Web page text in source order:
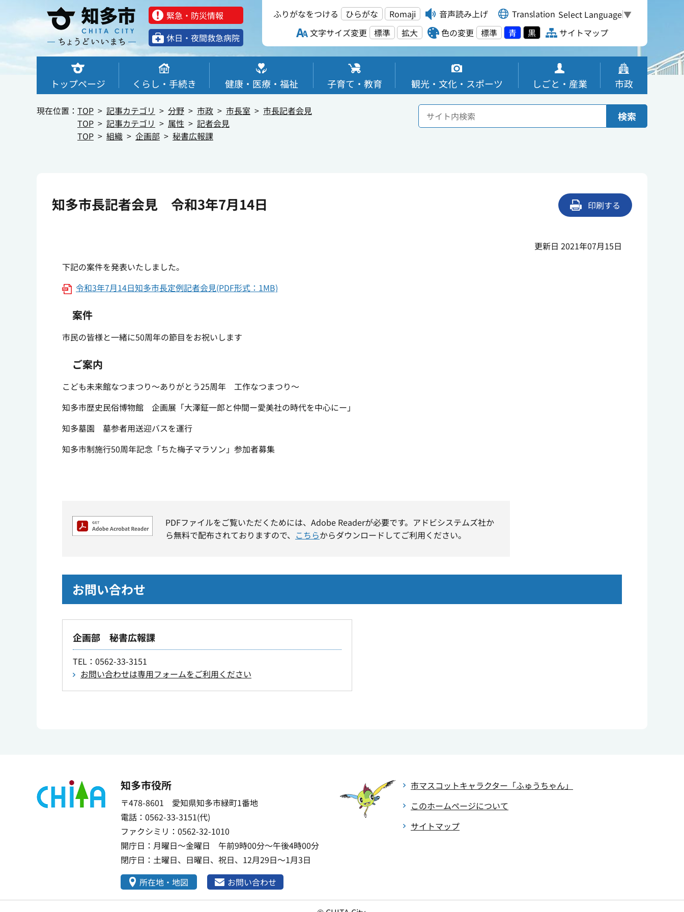
緊急・防災情報
休⽇・夜間救急病院
ふりがなをつける ひらがな Romaji 音声読み上げ Translation Select Language▼
文字サイズ変更
標準 拡大 色の変更 標準 青 黒 サイトマップ
トップページ くらし・手続き 健康・医療・福祉 子育て・教育 観光・文化・スポーツ しごと・産業 市政
現在位置： TOP 記事カテゴリ 分野 市政 市長室
市長記者会見
TOP
記事カテゴリ 属性
記者会見
TOP
組織 企画部 秘書広報課
検索
知多市長記者会見 令和3年7月14日 印刷する
更新日 2021年07月15日
下記の案件を発表いたしました。
令和3年7月14日知多市長定例記者会見(PDF形式：1MB)
案件
市民の皆様と一緒に50周年の節目をお祝いします
ご案内
こども未来館なつまつり～ありがとう25周年 工作なつまつり～
知多市歴史民俗博物館 企画展「大澤鉦一郎と仲間ー愛美社の時代を中心にー」
知多墓園 墓参者用送迎バスを運行
知多市制施行50周年記念「ちた梅子マラソン」参加者募集
PDFファイルをご覧いただくためには、Adobe Readerが必要です。アドビシステムズ社か
ら無料で配布されておりますので、 こちらからダウンロードしてご利用ください。
お問い合わせ
企画部 秘書広報課
TEL ：0562-33-3151
お問い合わせは専用フォームをご利用ください
知多市役所
〒478-8601 愛知県知多市緑町1番地
電話：0562-33-3151(代)
ファクシミリ：0562-32-1010
開庁日：月曜日～金曜日 午前9時00分～午後4時00分
閉庁日：土曜日、日曜日、祝日、12月29日～1月3日
所在地・地図
お問い合わせ
市マスコットキャラクター 「ふゅうちゃん」
このホームページについて
サイトマップ